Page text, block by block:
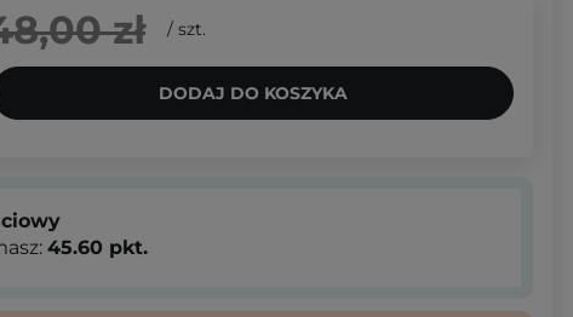
zł / szt.
DODAJ DO KOSZYKA
45.60 pkt.